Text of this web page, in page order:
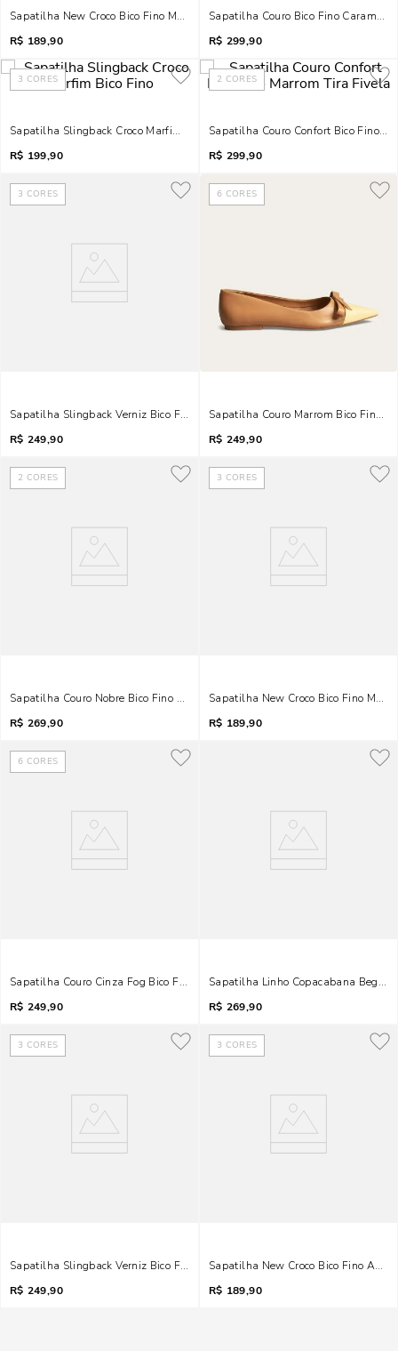
Sapatilha New Croco Bico Fino Marrom Fivela
R$ 189,90
Sapatilha Couro Bico Fino Caramelo
R$ 299,90
3 CORES
Sapatilha Slingback Croco Marfim Bico Fino
R$ 199,90
2 CORES
Sapatilha Couro Confort Bico Fino
R$ 299,90
3 CORES
Sapatilha Slingback Verniz Bico Fino Marfim
R$ 249,90
6 CORES
Sapatilha Couro Marrom Bico Fino
R$ 249,90
2 CORES
Sapatilha Couro Nobre Bico Fino Laço Amarelo
R$ 269,90
3 CORES
Sapatilha New Croco Bico Fino
R$ 189,90
6 CORES
Sapatilha Couro Cinza Fog Bico Fino Bicolor Laço
R$ 249,90
Sapatilha Linho Copacabana Bege
R$ 269,90
3 CORES
Sapatilha Slingback Verniz Bico Fino Amarelo
R$ 249,90
3 CORES
Sapatilha New Croco Bico Fino
R$ 189,90